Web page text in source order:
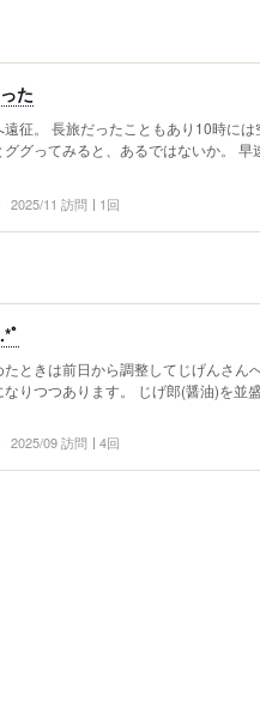
た
征。 長旅だったこともあり10時に
グってみると、あるではないか。 早
2025/11 訪問 1回
ﾟ
ときは前日から調整してじげんさん
りつつあります。 じげ郎(醤油)を並
2025/09 訪問 4回